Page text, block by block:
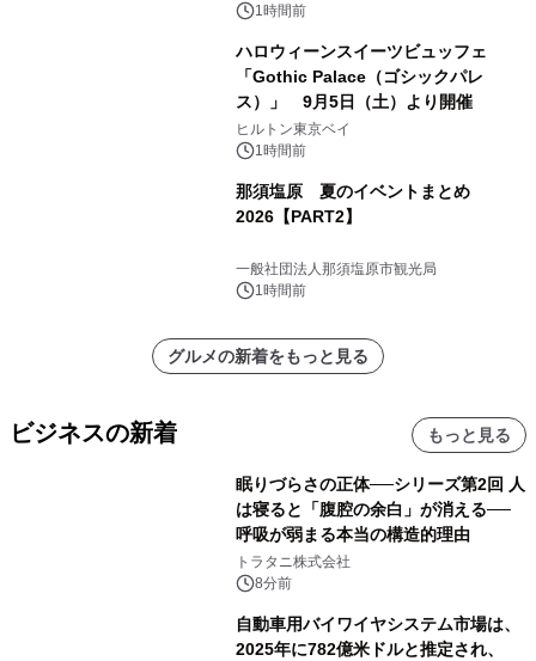
1時間前
ハロウィーンスイーツビュッフェ
「Gothic Palace（ゴシックパレ
ス）」 9月5日（土）より開催
ヒルトン東京ベイ
1時間前
那須塩原 夏のイベントまとめ
2026【PART2】
一般社団法人那須塩原市観光局
1時間前
グルメの新着をもっと見る
ビジネスの新着 もっと見る
眠りづらさの正体──シリーズ第2回 人
は寝ると「腹腔の余白」が消える──
呼吸が弱まる本当の構造的理由
トラタニ株式会社
8分前
自動車用バイワイヤシステム市場は、
2025年に782億米ドルと推定され、